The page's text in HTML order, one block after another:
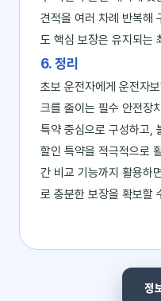
견적을 여러 차례 반복해
도 핵심 보장은 유지되는
6. 정리
초보 운전자에게 운전자
크를 줄이는 필수 안전장
특약 중심으로 구성하고,
할인 특약을 적극적으로
간 비교 기능까지 활용하
로 충분한 보장을 확보할
정